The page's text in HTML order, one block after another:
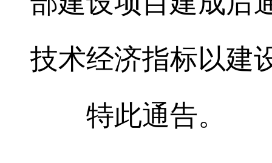
技术经济指标以建
特此通告。